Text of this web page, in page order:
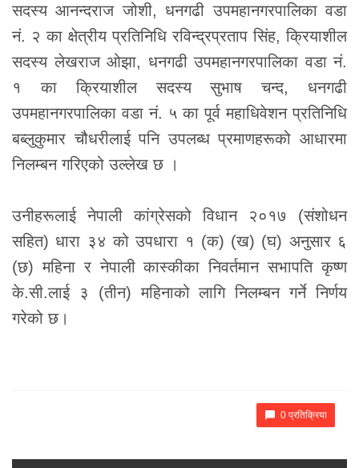
सदस्य आनन्दराज जोशी, धनगढी उपमहानगरपालिका वडा
नं. २ का क्षेत्रीय प्रतिनिधि रविन्द्रप्रताप सिंह, क्रियाशील
सदस्य लेखराज ओझा, धनगढी उपमहानगरपालिका वडा नं.
१ का क्रियाशील सदस्य सुभाष चन्द, धनगढी
उपमहानगरपालिका वडा नं. ५ का पूर्व महाधिवेशन प्रतिनिधि
बब्लुकुमार चौधरीलाई पनि उपलब्ध प्रमाणहरूको आधारमा
निलम्बन गरिएको उल्लेख छ ।
उनीहरूलाई नेपाली कांग्रेसको विधान २०१७ (संशोधन
सहित) धारा ३४ को उपधारा १ (क) (ख) (घ) अनुसार ६
(छ) महिना र नेपाली कास्कीका निवर्तमान सभापति कृष्ण
के.सी.लाई ३ (तीन) महिनाको लागि निलम्बन गर्ने निर्णय
गरेको छ।
0 प्रतिक्रिया